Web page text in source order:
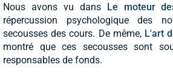
Nous avons vu dans Le moteur
répercussion psychologique des
secousses des cours. De même, L'art
montré que ces secousses sont
responsables de fonds.